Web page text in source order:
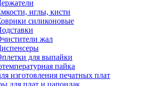
иглы, кисти
силиконовые
жал
для выпайки
пайка
изготовления печатных плат
для плат и цапонлак